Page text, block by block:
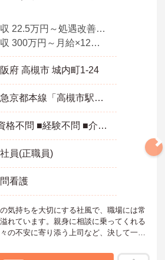
月収 22.5万円～処遇改善手当、特定処遇手当、業務手当
年収 300万円～月給×12ヶ月＋賞与
府 高槻市 城内町1-24
阪急京都本線「高槻市駅」徒歩9分
■資格不問 ■経験不問 ■介護職員初任者研修（ヘルパー2級）以上あれば尚可
員(正職員)
看護
気持ちを大切にする社風で、職場には常
れています。親身に相談に乗ってくれる
の不安に寄り添う上司など、決して一人
です。